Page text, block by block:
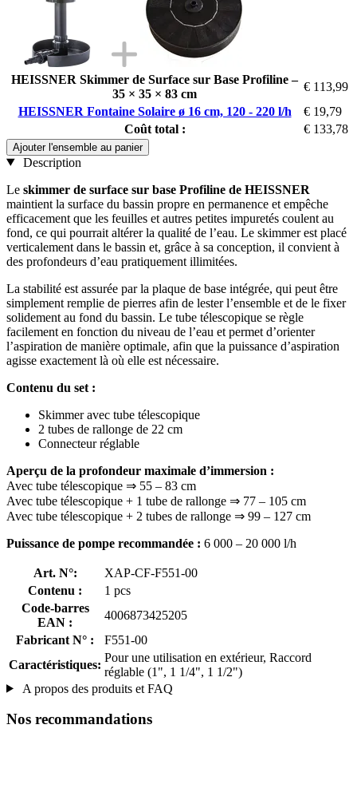
HEISSNER Skimmer de Surface sur Base Profiline –
35 × 35 × 83 cm
€ 113,99
HEISSNER Fontaine Solaire ø 16 cm, 120 - 220 l/h
€ 19,79
Coût total :
€ 133,78
Ajouter l'ensemble au panier
Description
Le skimmer de surface sur base Profiline de HEISSNER
maintient la surface du bassin propre en permanence et empêche
efficacement que les feuilles et autres petites impuretés coulent au
fond, ce qui pourrait altérer la qualité de l’eau. Le skimmer est placé
verticalement dans le bassin et, grâce à sa conception, il convient à
des profondeurs d’eau pratiquement illimitées.
La stabilité est assurée par la plaque de base intégrée, qui peut être
simplement remplie de pierres afin de lester l’ensemble et de le fixer
solidement au fond du bassin. Le tube télescopique se règle
facilement en fonction du niveau de l’eau et permet d’orienter
l’aspiration de manière optimale, afin que la puissance d’aspiration
agisse exactement là où elle est nécessaire.
Contenu du set :
Skimmer avec tube télescopique
2 tubes de rallonge de 22 cm
Connecteur réglable
Aperçu de la profondeur maximale d’immersion :
Avec tube télescopique ⇒ 55 – 83 cm
Avec tube télescopique + 1 tube de rallonge ⇒ 77 – 105 cm
Avec tube télescopique + 2 tubes de rallonge ⇒ 99 – 127 cm
Puissance de pompe recommandée : 6 000 – 20 000 l/h
Art. N°:
XAP-CF-F551-00
Contenu :
1 pcs
Code-barres
EAN :
4006873425205
Fabricant N° :
F551-00
Caractéristiques:
Pour une utilisation en extérieur, Raccord
réglable (1", 1 1/4", 1 1/2")
A propos des produits et FAQ
Nos recommandations